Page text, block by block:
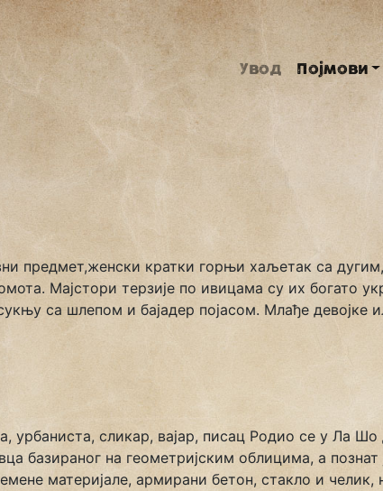
Увод Појмови
предмет,женски кратки горњи хаљетак са
Мајстори терзије по ивицама су их богато
са шлепом и бајадер појасом. Млађе девојке
урбаниста, сликар, вајар, писац Родио се у Ла
базираног на геометријским облицима, а
материјале, армирани бетон, стакло и челик,